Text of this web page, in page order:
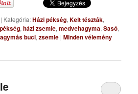
| Kategória:Házi pékség,Kelt tészták,
,házi zsemle,medvehagyma,Sasó,
buci,zsemle |Minden vélemény